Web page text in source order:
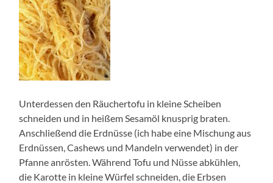
Unterdessen den Räuchertofu in kleine Scheiben
schneiden und in heißem Sesamöl knusprig braten.
Anschließend die Erdnüsse (ich habe eine Mischung aus
Erdnüssen, Cashews und Mandeln verwendet) in der
Pfanne anrösten. Während Tofu und Nüsse abkühlen,
die Karotte in kleine Würfel schneiden, die Erbsen